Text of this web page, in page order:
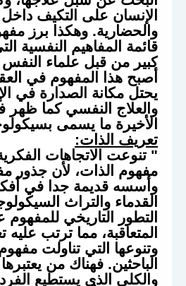
الإنسان على التكيف داخل
والحضارية. وهكذا برز
قائمة المفاهيم النفسية
كبير من قبل علماء
أصبح هذا المفهوم في
يحتل مكانة الصدارة في
والعلاج النفسي كما ظهر
الأخيرة ما يسمى
تعريف الذات:
" تنوعت الاتجاهات
مفهوم الذات، لأن جذور
وأسسه قديمة جدا في
القدماء والتراث
التطور التاريخي للمفهوم
المتعاقبة، مما ترتب عليه
وتنوعها التي تناولت
الباحثين. فهناك من
والكلي الذي يستطيع